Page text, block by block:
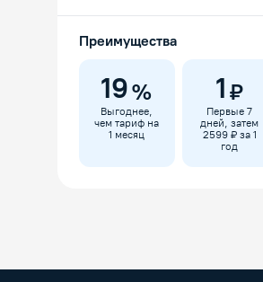
Преимущества
19%
Выгоднее,
чем тариф на
1 месяц
1 ₽
Первые 7
дней, затем
2599 ₽ за 1
год